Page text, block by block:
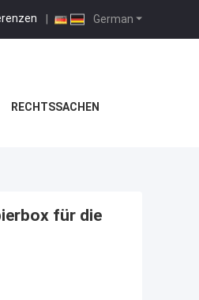
German
|
RECHTSSACHEN
für die